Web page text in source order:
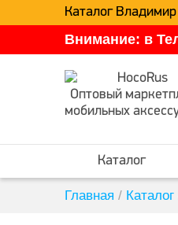
Каталог Владимир
Внимание: в
Оптовый
мобильных
Каталог
Главная / Каталог